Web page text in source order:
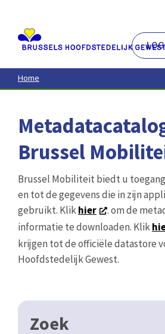
contenu
principal
Home
Brussel
Brussel Mobiliteit biedt u
en tot de gegevens die in zijn
gebruikt. Klikhier
. om de
informatie te downloaden. Klik
krijgen tot de officiële datastore
Hoofdstedelijk Gewest.
Zoek